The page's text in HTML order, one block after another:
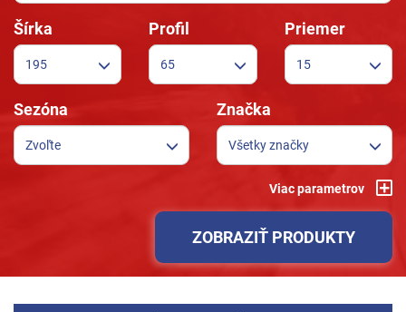
Šírka
195
Profil
65
Priemer
15
Sezóna
Zvoľte
Značka
Všetky značky
Viac parametrov
ZOBRAZIŤ PRODUKTY